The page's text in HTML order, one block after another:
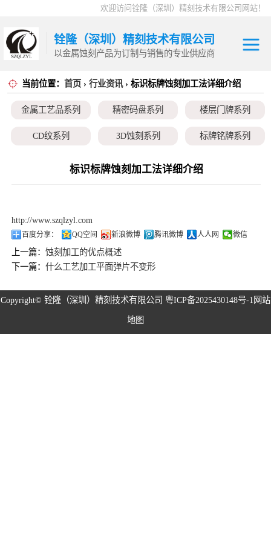
欢迎访问铨隆（深圳）精刻技术有限公司网站！
铨隆（深圳）精刻技术有限公司
以金属蚀刻产品为订制与销售的专业供应商
当前位置： 首页 › 行业资讯› 标识标牌蚀刻加工法详细介绍
金属工艺品系列 精密码盘系列 楼层门牌系列
CD纹系列 3D蚀刻系列 标牌铭牌系列
超薄垫片系列 磁性治具钢片系列
标识标牌蚀刻加工法详细介绍
http://www.szqlzyl.com
百度分享： QQ空间 新浪微博 腾讯微博 人人网 微信
上一篇：蚀刻加工的优点概述
下一篇：什么工艺加工平面弹片不变形
Copyright© 铨隆（深圳）精刻技术有限公司 粤ICP备2025430148号-1 网站
地图
金属工艺品系列
精密码盘系列
标牌铭牌系列
超薄垫片系列
磁性治具钢片系